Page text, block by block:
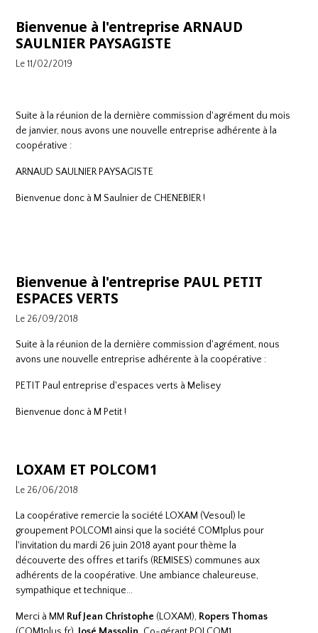
Bienvenue à l'entreprise ARNAUD
SAULNIER PAYSAGISTE
Le 11/02/2019
Suite à la réunion de la dernière commission d'agrément du mois
de janvier, nous avons une nouvelle entreprise adhérente à la
coopérative :
ARNAUD SAULNIER PAYSAGISTE
Bienvenue donc à M Saulnier de CHENEBIER !
Bienvenue à l'entreprise PAUL PETIT
ESPACES VERTS
Le 26/09/2018
Suite à la réunion de la dernière commission d'agrément, nous
avons une nouvelle entreprise adhérente à la coopérative :
PETIT Paul entreprise d'espaces verts à Melisey
Bienvenue donc à M Petit !
LOXAM ET POLCOM1
Le 26/06/2018
La coopérative remercie la société LOXAM (Vesoul) le
groupement POLCOM1 ainsi que la société COM1plus pour
l'invitation du mardi 26 juin 2018 ayant pour thème la
découverte des offres et tarifs (REMISES) communes aux
adhérents de la coopérative. Une ambiance chaleureuse,
sympathique et technique...
Merci à MM Ruf Jean Christophe (LOXAM), Ropers Thomas